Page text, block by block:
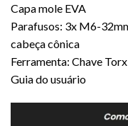
Capa mole EVA
Parafusos: 3x M6-
cabeça cônica
Ferramenta: Chave Torx
Guia do usuário